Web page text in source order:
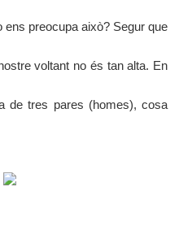
preocupa això? Segur que
voltant no és tan alta. En
de tres pares (homes), cosa